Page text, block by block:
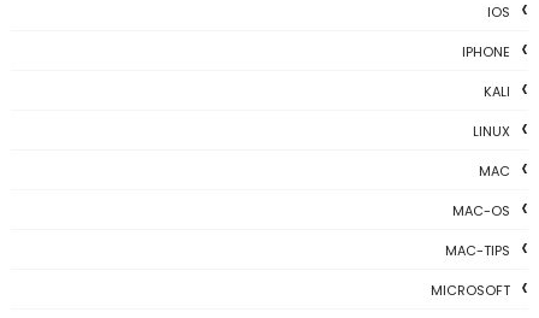
IOS
IPHONE
KALI
LINUX
MAC
MAC-OS
MAC-TIPS
MICROSOFT